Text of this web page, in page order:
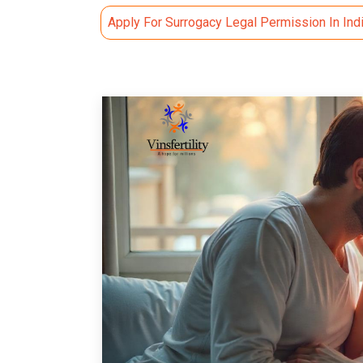
Apply For Surrogacy Legal Permission In